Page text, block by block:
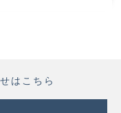
はこちら